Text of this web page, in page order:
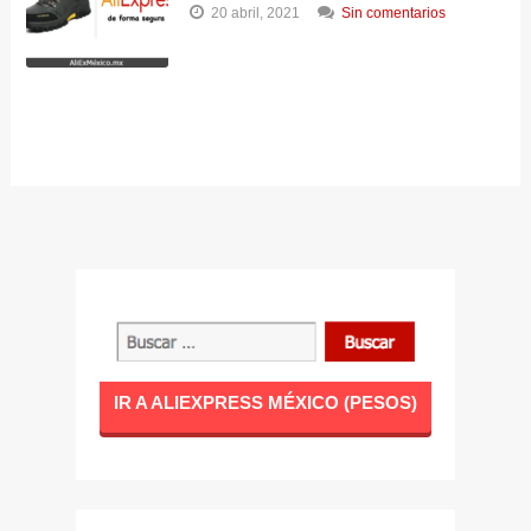
20 abril, 2021 Sin comentarios
IR A ALIEXPRESS MÉXICO (PESOS)